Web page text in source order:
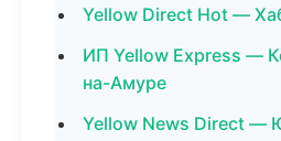
Yellow Direct Hot —
ИП Yellow Express —
на-Амуре
Yellow News Direct —